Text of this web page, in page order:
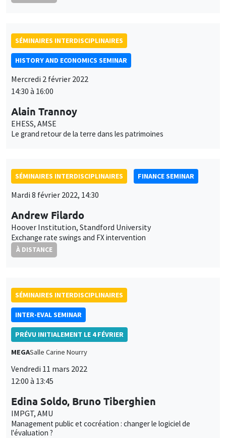
SÉMINAIRES INTERDISCIPLINAIRES
HISTORY AND ECONOMICS SEMINAR
Mercredi 2 février 2022
14:30 à 16:00
Alain Trannoy
EHESS, AMSE
Le grand retour de la terre dans les patrimoines
SÉMINAIRES INTERDISCIPLINAIRES FINANCE SEMINAR
Mardi 8 février 2022, 14:30
Andrew Filardo
Hoover Institution, Standford University
Exchange rate swings and FX intervention
À DISTANCE
SÉMINAIRES INTERDISCIPLINAIRES
INTER-EVAL SEMINAR
PRÉVU INITIALEMENT LE 4 FÉVRIER
MEGASalle Carine Nourry
Vendredi 11 mars 2022
12:00 à 13:45
Edina Soldo, Bruno Tiberghien
IMPGT, AMU
Management public et cocréation : changer le logiciel de
l'évaluation ?